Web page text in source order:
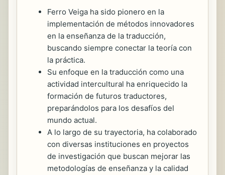
Ferro Veiga ha sido pionero en la
implementación de métodos innovadores
en la enseñanza de la traducción,
buscando siempre conectar la teoría con
la práctica.
Su enfoque en la traducción como una
actividad intercultural ha enriquecido la
formación de futuros traductores,
preparándolos para los desafíos del
mundo actual.
A lo largo de su trayectoria, ha colaborado
con diversas instituciones en proyectos
de investigación que buscan mejorar las
metodologías de enseñanza y la calidad